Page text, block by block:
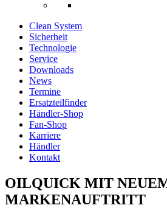
Clean System
Sicherheit
Technologie
Service
Downloads
News
Termine
Ersatzteilfinder
Händler-Shop
Fan-Shop
Karriere
Händler
Kontakt
OILQUICK MIT
MARKENAUFTRITT